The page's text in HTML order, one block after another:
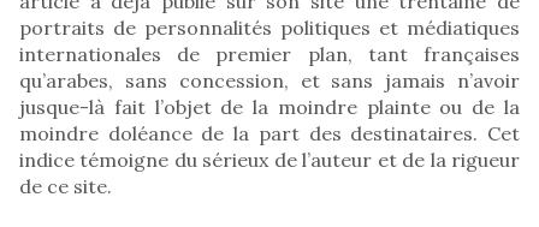
portraits de personnalités politiques et médiatiques
internationales de premier plan, tant françaises
qu’arabes, sans concession, et sans jamais n’avoir
jusque-là fait l’objet de la moindre plainte ou de la
moindre doléance de la part des destinataires. Cet
indice témoigne du sérieux de l’auteur et de la rigueur
de ce site.